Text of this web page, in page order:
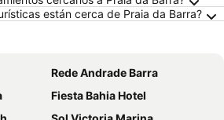
están cerca de Praia da Barra?
Rede Andrade Barra
Fiesta Bahia Hotel